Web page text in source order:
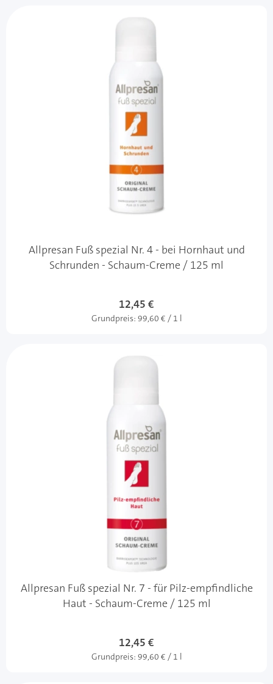
Allpresan Fuß spezial Nr. 4 - bei Hornhaut und
Schrunden - Schaum-Creme / 125 ml
12,45 €
Grundpreis: 99,60 € / 1 l
Allpresan Fuß spezial Nr. 7 - für Pilz-empfindliche
Haut - Schaum-Creme / 125 ml
12,45 €
Grundpreis: 99,60 € / 1 l